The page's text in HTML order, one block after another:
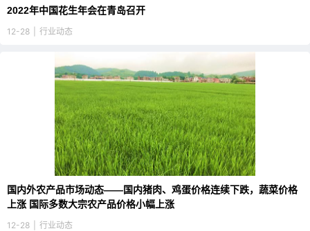
2022年中国花生年会在青岛召开
12-28 行业动态
国内外农产品市场动态——国内猪肉、鸡蛋价格连续下跌，蔬菜价格
上涨 国际多数大宗农产品价格小幅上涨
12-28 行业动态